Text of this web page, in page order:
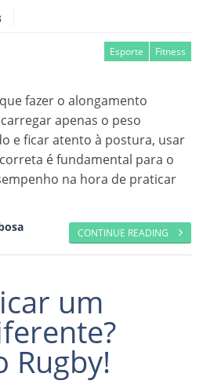
Esporte Fitness
fazer o alongamento
apenas o peso
e ficar atento à postura, usar
é fundamental para o
na hora de praticar
CONTINUE READING
um
Rugby!